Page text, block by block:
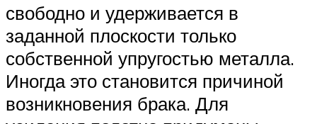
свободно и удерживается в
заданной плоскости только
собственной упругостью металла.
Иногда это становится причиной
возникновения брака. Для